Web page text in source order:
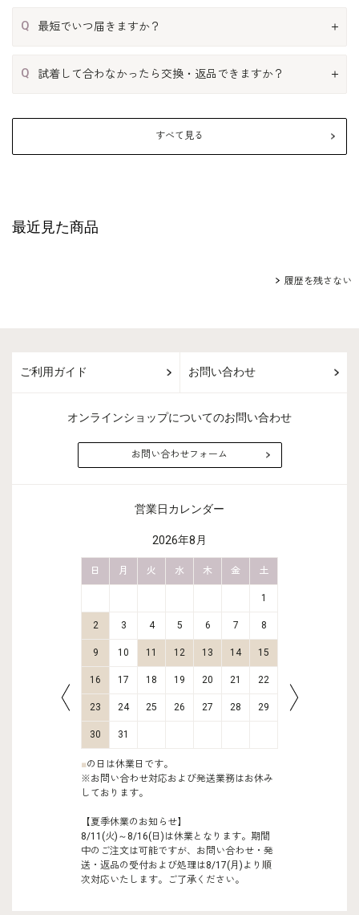
Q 最短でいつ届きますか？
Q 試着して合わなかったら交換・返品できますか？
すべて見る
最近見た商品
履歴を残さない
ご利用ガイド お問い合わせ
オンラインショップについてのお問い合わせ
お問い合わせフォーム
営業日カレンダー
2026年8月
日 月 火 水 木 金 土
1
2 3 4 5 6 7 8
9 10 11 12 13 14 15
16 17 18 19 20 21 22
23 24 25 26 27 28 29
30 31
■の日は休業日です。
※お問い合わせ対応および発送業務はお休み
しております。
【夏季休業のお知らせ】
8/11(火)～8/16(日)は休業となります。期間
中のご注文は可能ですが、お問い合わせ・発
送・返品の受付および処理は8/17(月)より順
次対応いたします。ご了承ください。